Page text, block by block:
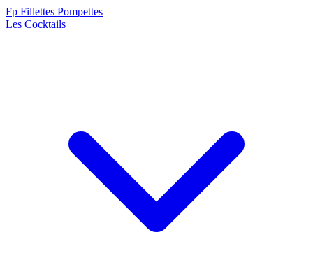
Fp Fillettes Pompettes
Les Cocktails